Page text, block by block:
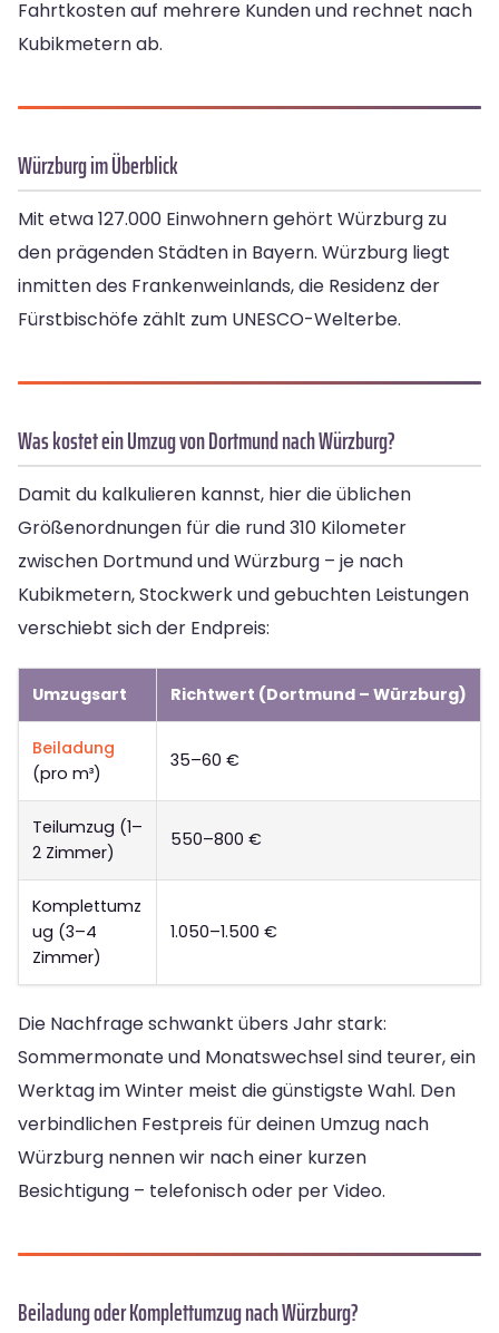
Fahrtkosten auf mehrere Kunden und rechnet nach
Kubikmetern ab.
Würzburg im Überblick
Mit etwa 127.000 Einwohnern gehört Würzburg zu
den prägenden Städten in Bayern. Würzburg liegt
inmitten des Frankenweinlands, die Residenz der
Fürstbischöfe zählt zum UNESCO-Welterbe.
Was kostet ein Umzug von Dortmund nach Würzburg?
Damit du kalkulieren kannst, hier die üblichen
Größenordnungen für die rund 310 Kilometer
zwischen Dortmund und Würzburg – je nach
Kubikmetern, Stockwerk und gebuchten Leistungen
verschiebt sich der Endpreis:
Umzugsart Richtwert (Dortmund – Würzburg)
Beiladung
(pro m³)
35–60 €
Teilumzug (1–
2 Zimmer)
550–800 €
Komplettumz
ug (3–4
Zimmer)
1.050–1.500 €
Die Nachfrage schwankt übers Jahr stark:
Sommermonate und Monatswechsel sind teurer, ein
Werktag im Winter meist die günstigste Wahl. Den
verbindlichen Festpreis für deinen Umzug nach
Würzburg nennen wir nach einer kurzen
Besichtigung – telefonisch oder per Video.
Beiladung oder Komplettumzug nach Würzburg?